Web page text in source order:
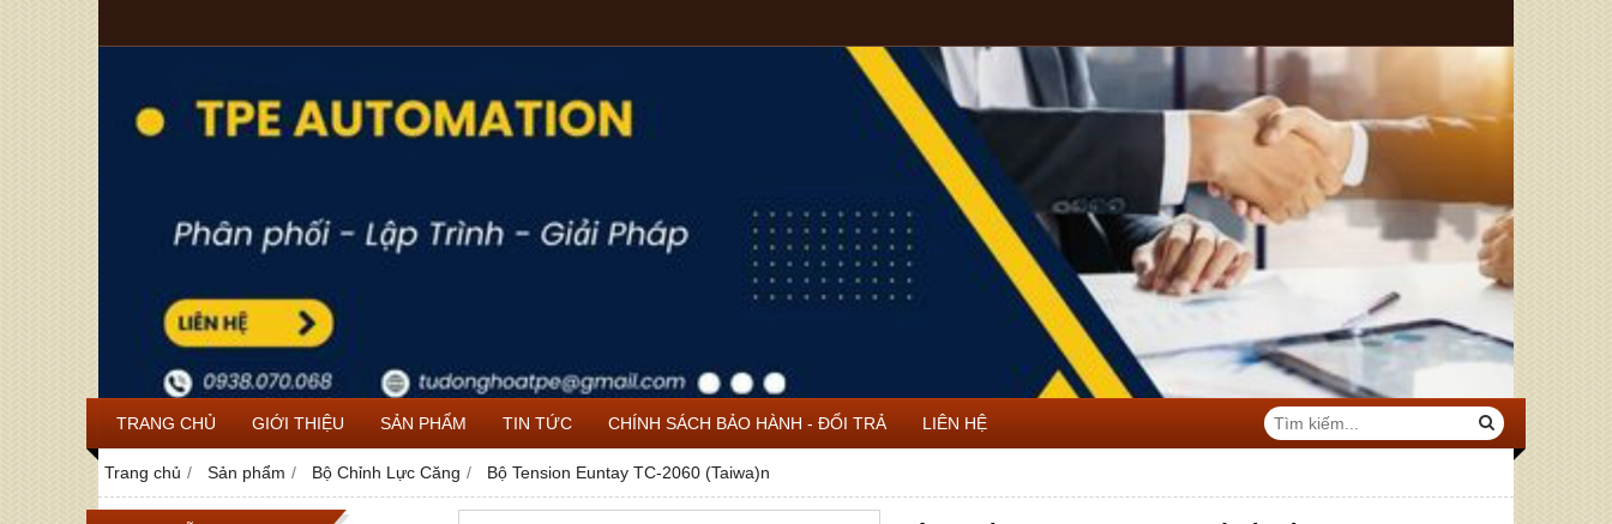
TRANG CHỦ GIỚI THIỆU SẢN PHẨM TIN TỨC CHÍNH SÁCH BẢO HÀNH - ĐỔI TRẢ LIÊN HỆ
Trang chủ Sản phẩm Bộ Chỉnh Lực Căng Bộ Tension Euntay TC-2060 (Taiwa)n